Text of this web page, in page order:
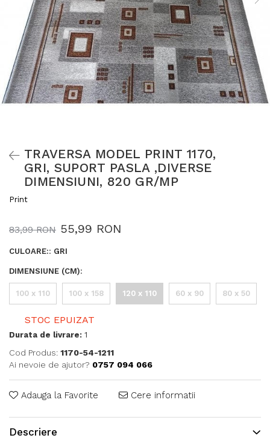
TRAVERSA MODEL PRINT 1170,
GRI, SUPORT PASLA ,DIVERSE
DIMENSIUNI, 820 GR/MP
Print
83,99 RON 55,99 RON
CULOARE:: GRI
DIMENSIUNE (CM):
100 x 110 100 x 158 120 x 110 60 x 90 80 x 50
STOC EPUIZAT
Durata de livrare: 1
Cod Produs: 1170-54-1211
Ai nevoie de ajutor? 0757 094 066
Adauga la Favorite Cere informatii
Descriere